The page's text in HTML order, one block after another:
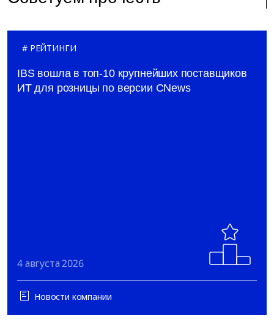
РЕЙТИНГИ
IBS вошла в топ-10 крупнейших поставщиков
ИТ для розницы по версии CNews
4 августа 2026
Новости компании